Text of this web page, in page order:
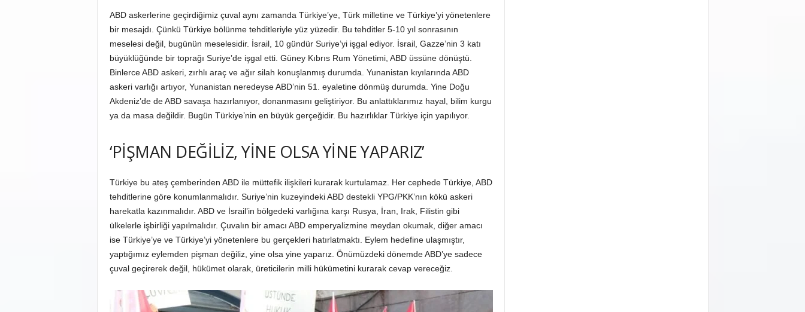
ABD askerlerine geçirdiğimiz çuval aynı zamanda Türkiye’ye, Türk milletine ve Türkiye’yi yönetenlere
bir mesajdı. Çünkü Türkiye bölünme tehditleriyle yüz yüzedir. Bu tehditler 5-10 yıl sonrasının
meselesi değil, bugünün meselesidir. İsrail, 10 gündür Suriye’yi işgal ediyor. İsrail, Gazze’nin 3 katı
büyüklüğünde bir toprağı Suriye’de işgal etti. Güney Kıbrıs Rum Yönetimi, ABD üssüne dönüştü.
Binlerce ABD askeri, zırhlı araç ve ağır silah konuşlanmış durumda. Yunanistan kıyılarında ABD
askeri varlığı artıyor, Yunanistan neredeyse ABD’nin 51. eyaletine dönmüş durumda. Yine Doğu
Akdeniz’de de ABD savaşa hazırlanıyor, donanmasını geliştiriyor. Bu anlattıklarımız hayal, bilim kurgu
ya da masa değildir. Bugün Türkiye’nin en büyük gerçeğidir. Bu hazırlıklar Türkiye için yapılıyor.
‘PİŞMAN DEĞİLİZ, YİNE OLSA YİNE YAPARIZ’
Türkiye bu ateş çemberinden ABD ile müttefik ilişkileri kurarak kurtulamaz. Her cephede Türkiye, ABD
tehditlerine göre konumlanmalıdır. Suriye’nin kuzeyindeki ABD destekli YPG/PKK’nın kökü askeri
harekatla kazınmalıdır. ABD ve İsrail’in bölgedeki varlığına karşı Rusya, İran, Irak, Filistin gibi
ülkelerle işbirliği yapılmalıdır. Çuvalın bir amacı ABD emperyalizmine meydan okumak, diğer amacı
ise Türkiye’ye ve Türkiye’yi yönetenlere bu gerçekleri hatırlatmaktı. Eylem hedefine ulaşmıştır,
yaptığımız eylemden pişman değiliz, yine olsa yine yaparız. Önümüzdeki dönemde ABD’ye sadece
çuval geçirerek değil, hükümet olarak, üreticilerin milli hükümetini kurarak cevap vereceğiz.